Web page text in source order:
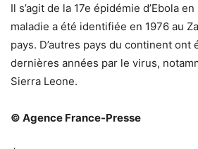
Il s’agit de la 17e épidémie d’Ebola
maladie a été identifiée en 1976 au
pays. D’autres pays du continent ont
dernières années par le virus,
Sierra Leone.
© Agence France-Presse